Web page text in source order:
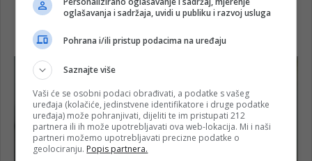
oglašavanja i sadržaja, uvidi u publiku i razvoj usluga
Pohrana i/ili pristup podacima na uređaju
Saznajte više
Vaši će se osobni podaci obrađivati, a podatke s vašeg
uređaja (kolačiće, jedinstvene identifikatore i druge podatke
uređaja) može pohranjivati, dijeliti te im pristupati 212
partnera ili ih može upotrebljavati ova web-lokacija. Mi i naši
partneri možemo upotrebljavati precizne podatke o
geolociranju. Popis partnera.